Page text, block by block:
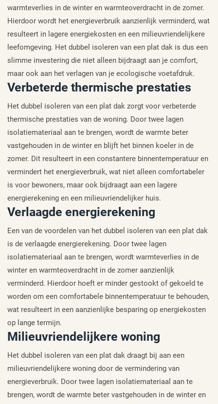
warmteverlies in de winter en warmteoverdracht in de zomer.
Hierdoor wordt het energieverbruik aanzienlijk verminderd, wat
resulteert in lagere energiekosten en een milieuvriendelijkere
leefomgeving. Het dubbel isoleren van een plat dak is dus een
slimme investering die niet alleen bijdraagt aan je comfort,
maar ook aan het verlagen van je ecologische voetafdruk.
Verbeterde thermische prestaties
Het dubbel isoleren van een plat dak zorgt voor verbeterde
thermische prestaties van de woning. Door twee lagen
isolatiemateriaal aan te brengen, wordt de warmte beter
vastgehouden in de winter en blijft het binnen koeler in de
zomer. Dit resulteert in een constantere binnentemperatuur en
vermindert het energieverbruik, wat niet alleen comfortabeler
is voor bewoners, maar ook bijdraagt aan een lagere
energierekening en een milieuvriendelijker huis.
Verlaagde energierekening
Een van de voordelen van het dubbel isoleren van een plat dak
is de verlaagde energierekening. Door twee lagen
isolatiemateriaal aan te brengen, wordt warmteverlies in de
winter en warmteoverdracht in de zomer aanzienlijk
verminderd. Hierdoor hoeft er minder gestookt of gekoeld te
worden om een comfortabele binnentemperatuur te behouden,
wat resulteert in een aanzienlijke besparing op energiekosten
op lange termijn.
Milieuvriendelijkere woning
Het dubbel isoleren van een plat dak draagt bij aan een
milieuvriendelijkere woning door de vermindering van
energieverbruik. Door twee lagen isolatiemateriaal aan te
brengen, wordt de warmte beter vastgehouden in de winter en